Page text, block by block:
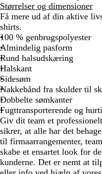
Størrelser og dimensioner
Få mere ud af din aktive
shirts.
100 % genbrugspolyester
Almindelig pasform
Rund halsudskæring
Halskant
Sidesøm
Nakkebånd fra skulder til
Dobbelte sømkanter
Fugttransporterende og
Giv dit team et
sikrer, at alle har det
til firmaarrangementer,
skabe et ensartet look for
kunderne. Det er nemt at